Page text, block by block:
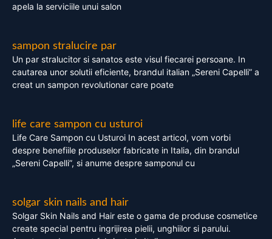
apela la serviciile unui salon
sampon stralucire par
Un par stralucitor si sanatos este visul fiecarei persoane. In
cautarea unor solutii eficiente, brandul italian „Sereni Capelli” a
creat un sampon revolutionar care poate
life care sampon cu usturoi
Life Care Sampon cu Usturoi In acest articol, vom vorbi
despre benefiile produselor fabricate in Italia, din brandul
„Sereni Capelli”, si anume despre samponul cu
solgar skin nails and hair
Solgar Skin Nails and Hair este o gama de produse cosmetice
create special pentru ingrijirea pielii, unghiilor si parului.